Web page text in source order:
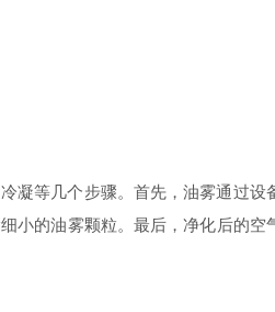
等几个步骤。首先，油雾通过设
的油雾颗粒。最后，净化后的